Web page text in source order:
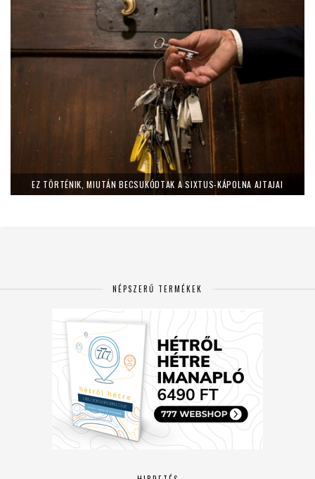
EZ TÖRTÉNIK, MIUTÁN BECSUKÓDTAK A SIXTUS-KÁPOLNA AJTAJAI
NÉPSZERŰ TERMÉKEK